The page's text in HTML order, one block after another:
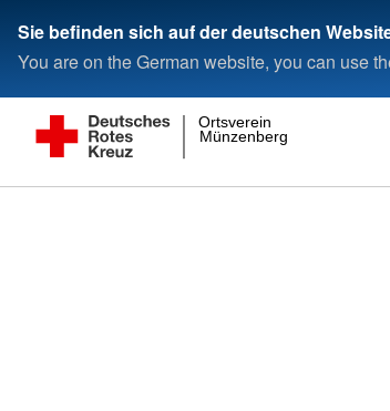
Sie befinden sich auf der deutschen
You are on the German website, you can use
Münzenberg
Ortsverein